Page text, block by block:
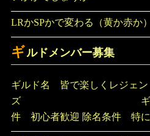
LRかSPかで変わる（黄か赤か）
ギルドメンバー募集
ギルド名 皆で楽しくレジェン
ズ ギルドID
件 初心者歓迎 除名条件 特に